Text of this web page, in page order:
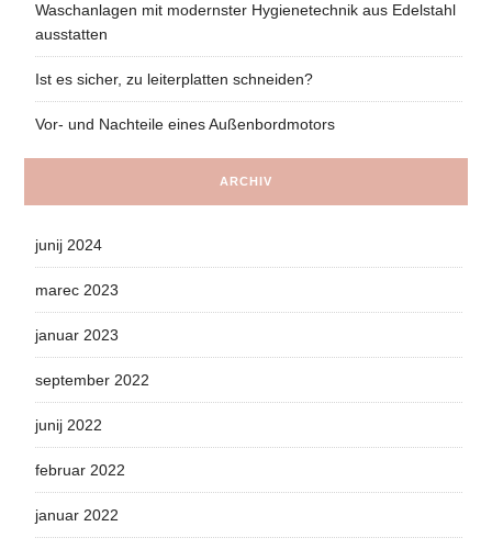
Waschanlagen mit modernster Hygienetechnik aus Edelstahl
ausstatten
Ist es sicher, zu leiterplatten schneiden?
Vor- und Nachteile eines Außenbordmotors
ARCHIV
junij 2024
marec 2023
januar 2023
september 2022
junij 2022
februar 2022
januar 2022